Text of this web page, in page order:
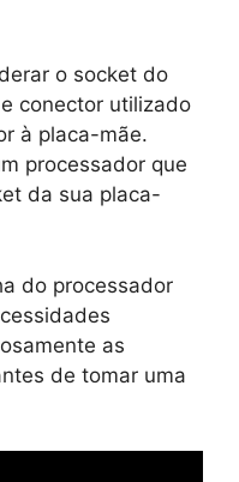
o socket do
conector utilizado
à placa-mãe.
processador que
da sua placa-
do processador
as
de tomar uma